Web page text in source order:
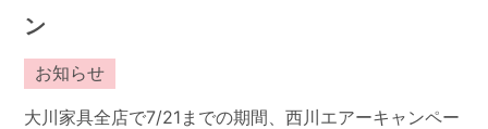
ン
お知らせ
大川家具全店で7/21までの期間、西川エアーキャンペー